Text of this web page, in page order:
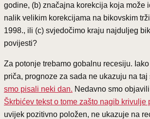
godine, (b) značajna korekcija koja može
nalik velikim korekcijama na bikovskim
1998., ili (c) svjedočimo kraju najduljeg
povijesti?
Za potonje trebamo gobalnu recesiju.
priča, prognoze za sada ne ukazuju na taj
smo pisali neki dan. Nedavno smo
Škrbićev tekst o tome zašto nagib krivulje
uvijek pozitivno položen, ne ukazuje na